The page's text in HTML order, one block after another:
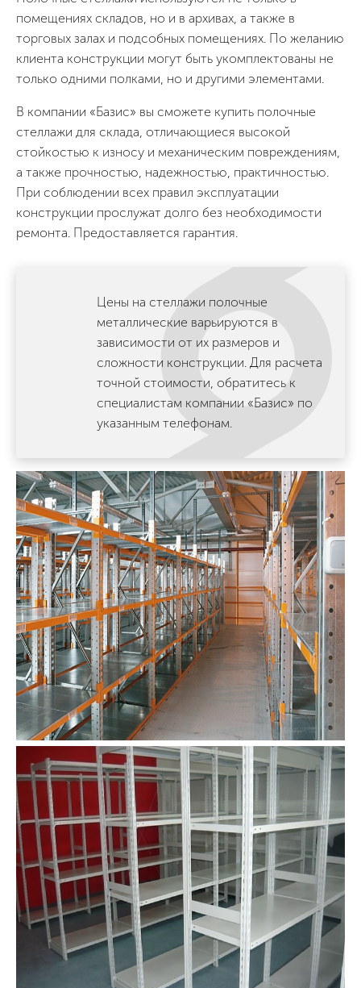
помещениях складов, но и в архивах, а также в
торговых залах и подсобных помещениях. По желанию
клиента конструкции могут быть укомплектованы не
только одними полками, но и другими элементами.
В компании «Базис» вы сможете купить полочные
стеллажи для склада, отличающиеся высокой
стойкостью к износу и механическим повреждениям,
а также прочностью, надежностью, практичностью.
При соблюдении всех правил эксплуатации
конструкции прослужат долго без необходимости
ремонта. Предоставляется гарантия.
Цены на стеллажи полочные
металлические варьируются в
зависимости от их размеров и
сложности конструкции. Для расчета
точной стоимости, обратитесь к
специалистам компании «Базис» по
указанным телефонам.